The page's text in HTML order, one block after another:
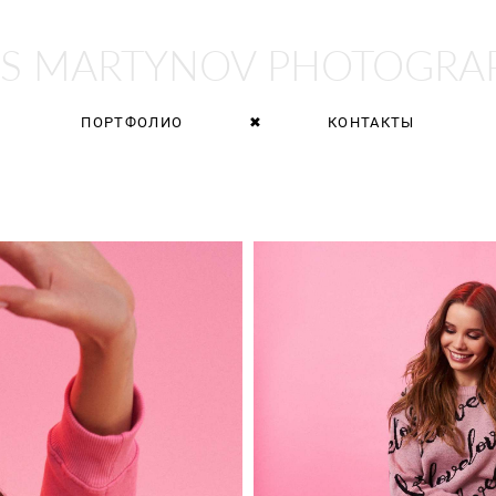
MARTYNOV
ПОРТФОЛИО ✖ КОНТАКТЫ